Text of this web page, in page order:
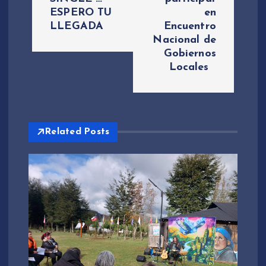
ó
n
d
e
e
ESPERO TU
LLEGADA
en
Encuentro
Nacional de
Gobiernos
Locales
Related Posts